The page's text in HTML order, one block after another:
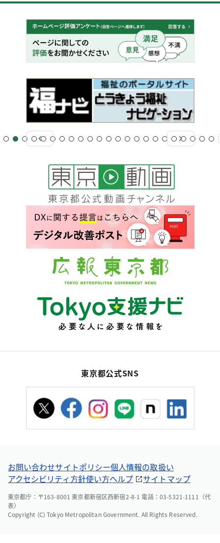
東京都公式SNS
お問い合わせサイトポリシー個人情報の取扱い
アクセシビリティ方針使い方ヘルプ サイトマップ
東京都庁：〒163-8001 東京都新宿区西新宿2-8-1 電話：03-5321-1111（代
表）
Copyright (C) Tokyo Metropolitan Government. All Rights Reserved.